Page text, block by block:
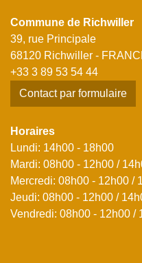
Commune de Richwiller
39, rue Principale
68120 Richwiller -
+33 3 89 53 54 44
Contact par formulaire
Horaires
Lundi: 14h00 - 18h00
Mardi: 08h00 - 12h00 /
Mercredi: 08h00 - 12h00 /
Jeudi: 08h00 - 12h00 /
Vendredi: 08h00 - 12h00 /